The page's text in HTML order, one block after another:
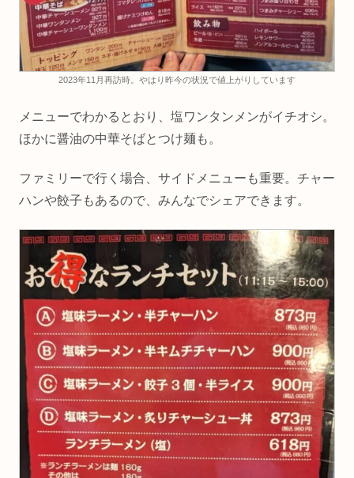
2023年11月再訪時。やはり昨今の状況で値上がりしています
メニューでわかるとおり、塩ワンタンメンがイチオシ。
ほかに醤油の中華そばとつけ麺も。
ファミリーで行く場合、サイドメニューも重要。チャー
ハンや餃子もあるので、みんなでシェアできます。